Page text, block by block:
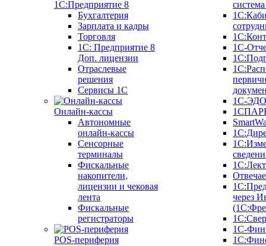
1С:Предприятие 8
Бухгалтерия
Зарплата и кадры
Торговля
1C: Предприятие 8
Доп. лицензии
Отраслевые
решения
Сервисы 1С
Онлайн-кассы
Автономные
онлайн-кассы
Сенсорные
терминалы
Фискальные
накопители,
лицензии и чековая
лента
Фискальные
регистраторы
POS-периферия
1С-
1С-ЭДО
через
1С-